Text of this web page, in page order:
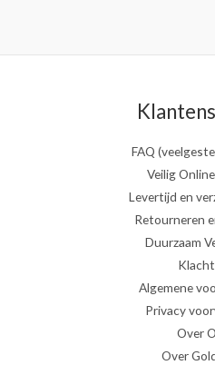
FAQ
Veilig
Levertijd en
Retourneren
Duurzaam
Algemene
Privacy
Over
Over